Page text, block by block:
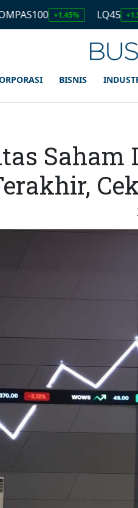
+1.45% LQ45 +1.50%
BISNIS
Saham